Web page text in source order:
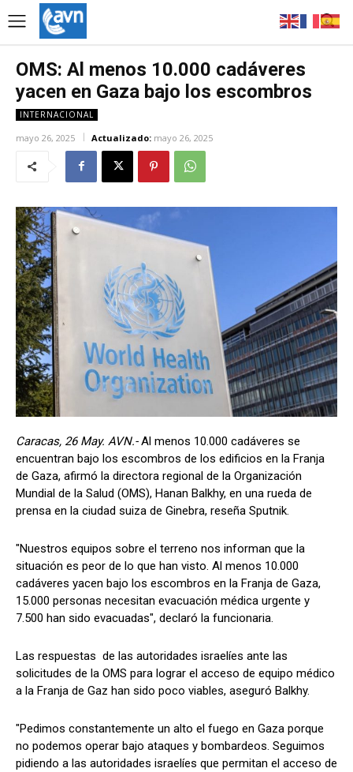
OMS: Al menos 10.000 cadáveres
yacen en Gaza bajo los escombros
INTERNACIONAL
mayo 26, 2025 Actualizado: mayo 26, 2025
Caracas, 26 May. AVN.-Al menos 10.000 cadáveres se
encuentran bajo los escombros de los edificios en la Franja
de Gaza, afirmó la directora regional de la Organización
Mundial de la Salud (OMS), Hanan Balkhy, en una rueda de
prensa en la ciudad suiza de Ginebra, reseña Sputnik.
"Nuestros equipos sobre el terreno nos informan que la
situación es peor de lo que han visto. Al menos 10.000
cadáveres yacen bajo los escombros en la Franja de Gaza,
15.000 personas necesitan evacuación médica urgente y
7.500 han sido evacuadas", declaró la funcionaria.
Las respuestas de las autoridades israelíes ante las
solicitudes de la OMS para lograr el acceso de equipo médico
a la Franja de Gaz han sido poco viables, aseguró Balkhy.
"Pedimos constantemente un alto el fuego en Gaza porque
no podemos operar bajo ataques y bombardeos. Seguimos
pidiendo a las autoridades israelíes que permitan el acceso de